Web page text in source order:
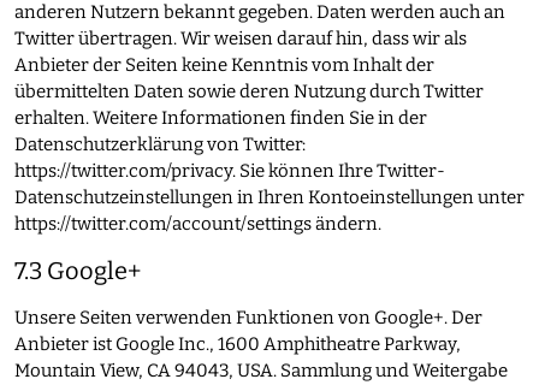
anderen Nutzern bekannt gegeben. Daten werden auch an
Twitter übertragen. Wir weisen darauf hin, dass wir als
Anbieter der Seiten keine Kenntnis vom Inhalt der
übermittelten Daten sowie deren Nutzung durch Twitter
erhalten. Weitere Informationen finden Sie in der
Datenschutzerklärung von Twitter:
https://twitter.com/privacy. Sie können Ihre Twitter-
Datenschutzeinstellungen in Ihren Kontoeinstellungen unter
https://twitter.com/account/settingsändern.
7.3 Google+
Unsere Seiten verwenden Funktionen von Google+. Der
Anbieter ist Google Inc., 1600 Amphitheatre Parkway,
Mountain View, CA 94043, USA. Sammlung und Weitergabe